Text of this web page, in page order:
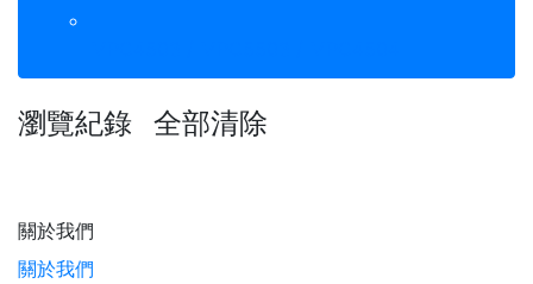
瀏覽紀錄 全部清除
關於我們
關於我們